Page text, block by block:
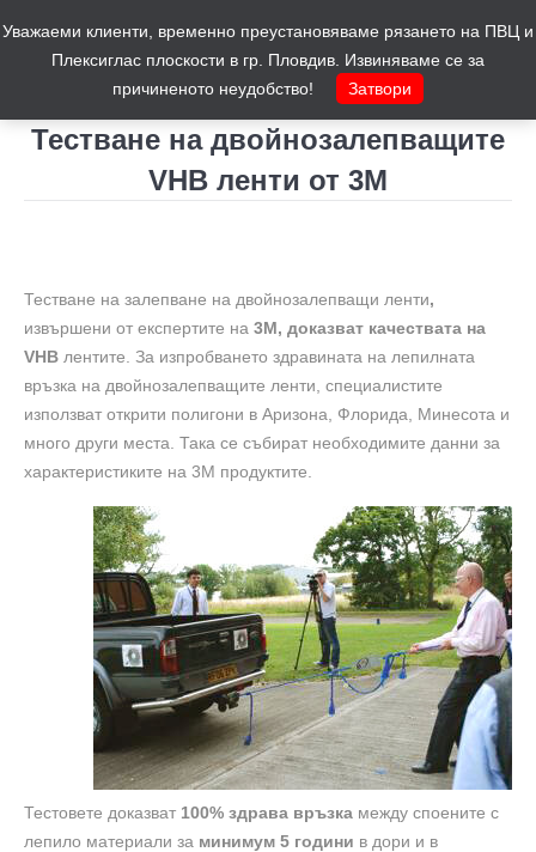
Тестване на двойнозалепващите
VHB ленти от 3М
Тестване на залепване на двойнозалепващи ленти,
извършени от експертите на 3M, доказват качествата на
VHB лентите. За изпробването здравината на лепилната
връзка на двойнозалепващите ленти, специалистите
използват открити полигони в Аризона, Флорида, Минесота и
много други места. Така се събират необходимите данни за
характеристиките на 3M продуктите.
Тестовете доказват 100% здрава връзка между споените с
лепило материали за минимум 5 години в дори и в
Уважаеми клиенти, временно преустановяваме рязането на ПВЦ и
Плексиглас плоскости в гр. Пловдив. Извиняваме се за
причиненото неудобство!
Затвори